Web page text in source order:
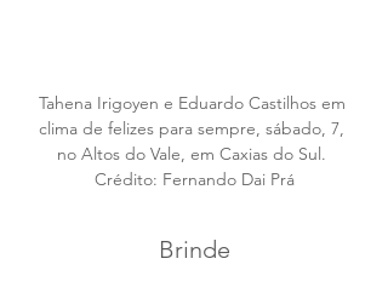
Tahena Irigoyen e Eduardo Castilhos em
clima de felizes para sempre, sábado, 7,
no Altos do Vale, em Caxias do Sul.
Crédito: Fernando Dai Prá
Brinde